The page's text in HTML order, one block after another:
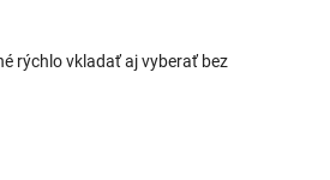
rýchlo vkladať aj vyberať bez